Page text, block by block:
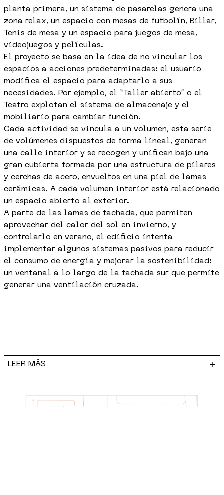
planta primera, un sistema de pasarelas genera una
zona relax, un espacio con mesas de futbolín, Billar,
Tenis de mesa y un espacio para juegos de mesa,
videojuegos y películas.
El proyecto se basa en la idea de no vincular los
espacios a acciones predeterminadas: el usuario
modifica el espacio para adaptarlo a sus
necesidades. Por ejemplo, el “Taller abierto” o el
Teatro explotan el sistema de almacenaje y el
mobiliario para cambiar función.
Cada actividad se vincula a un volumen, esta serie
de volúmenes dispuestos de forma lineal, generan
una calle interior y se recogen y unifican bajo una
gran cubierta formada por una estructura de pilares
y cerchas de acero, envueltos en una piel de lamas
cerámicas. A cada volumen interior está relacionado
un espacio abierto al exterior.
A parte de las lamas de fachada, que permiten
aprovechar del calor del sol en invierno, y
controlarlo en verano, el edificio intenta
implementar algunos sistemas pasivos para reducir
el consumo de energía y mejorar la sostenibilidad:
un ventanal a lo largo de la fachada sur que permite
generar una ventilación cruzada.
LEER MÁS +